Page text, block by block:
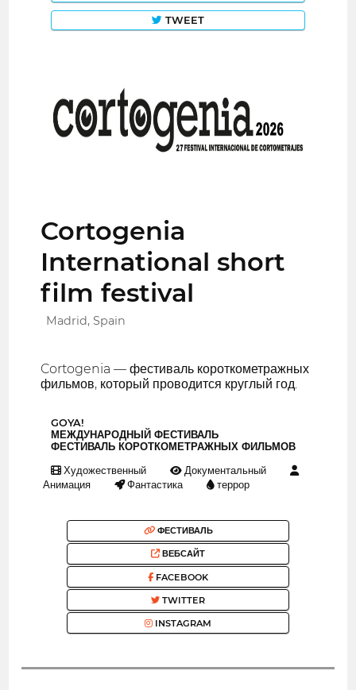
TWEET
Cortogenia
International short
film festival
Madrid, Spain
Cortogenia — фестиваль короткометражных
фильмов, который проводится круглый год.
GOYA!
МЕЖДУНАРОДНЫЙ ФЕСТИВАЛЬ
ФЕСТИВАЛЬ КОРОТКОМЕТРАЖНЫХ ФИЛЬМОВ
Художественный
Документальный
Анимация
Фантастика террор
ФЕСТИВАЛЬ
ВЕБСАЙТ
FACEBOOK
TWITTER
INSTAGRAM